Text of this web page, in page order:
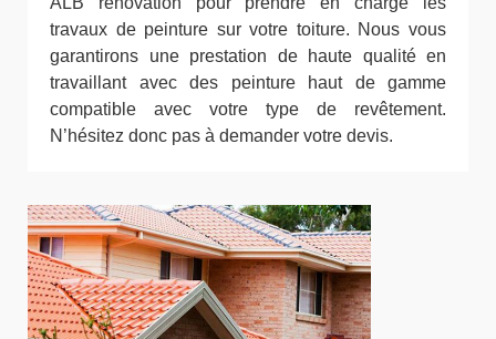
travaux de peinture sur votre toiture. Nous vous
garantirons une prestation de haute qualité en
travaillant avec des peinture haut de gamme
compatible avec votre type de revêtement.
N’hésitez donc pas à demander votre devis.